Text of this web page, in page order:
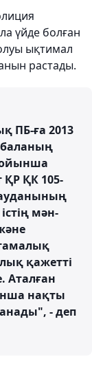
үйде болған
ықтимал
растады.
ПБ-ға 2013
ҚК 105-
мән-
қажетті
Аталған
нақты
- деп